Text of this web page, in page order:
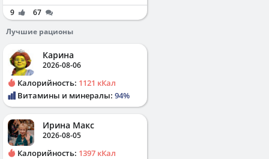
9
67
Лучшие рационы
Карина
2026-08-06
Калорийность: 1121 кКал
Витамины и минералы: 94%
Ирина Макс
2026-08-05
Калорийность: 1397 кКал